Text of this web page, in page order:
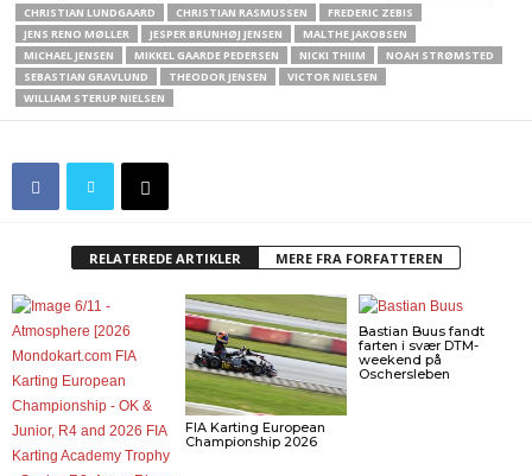
CHRISTIAN LUNDGAARD
CHRISTIAN RASMUSSEN
FREDERIC ZEBIS
JENS RENO MØLLER
JESPER BRUNHØJ JENSEN
MALTHE JAKOBSEN
MICHAEL JENSEN
MIKKEL GAARDE PEDERSEN NICKI THIIM
NOAH STRØMSTED
SEBASTIAN GRAVLUND
THEODOR JENSEN
VICTOR NIELSEN
WILLIAM STERUP NIELSEN
RELATEREDE ARTIKLER MERE FRA FORFATTEREN
FIA Karting European
Championship 2026
Bastian Buus fandt
farten i svær DTM-
weekend på
Oschersleben